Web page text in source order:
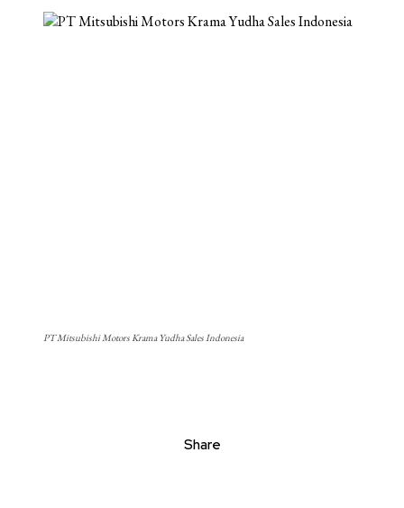
PT Mitsubishi Motors Krama Yudha Sales Indonesia
Share